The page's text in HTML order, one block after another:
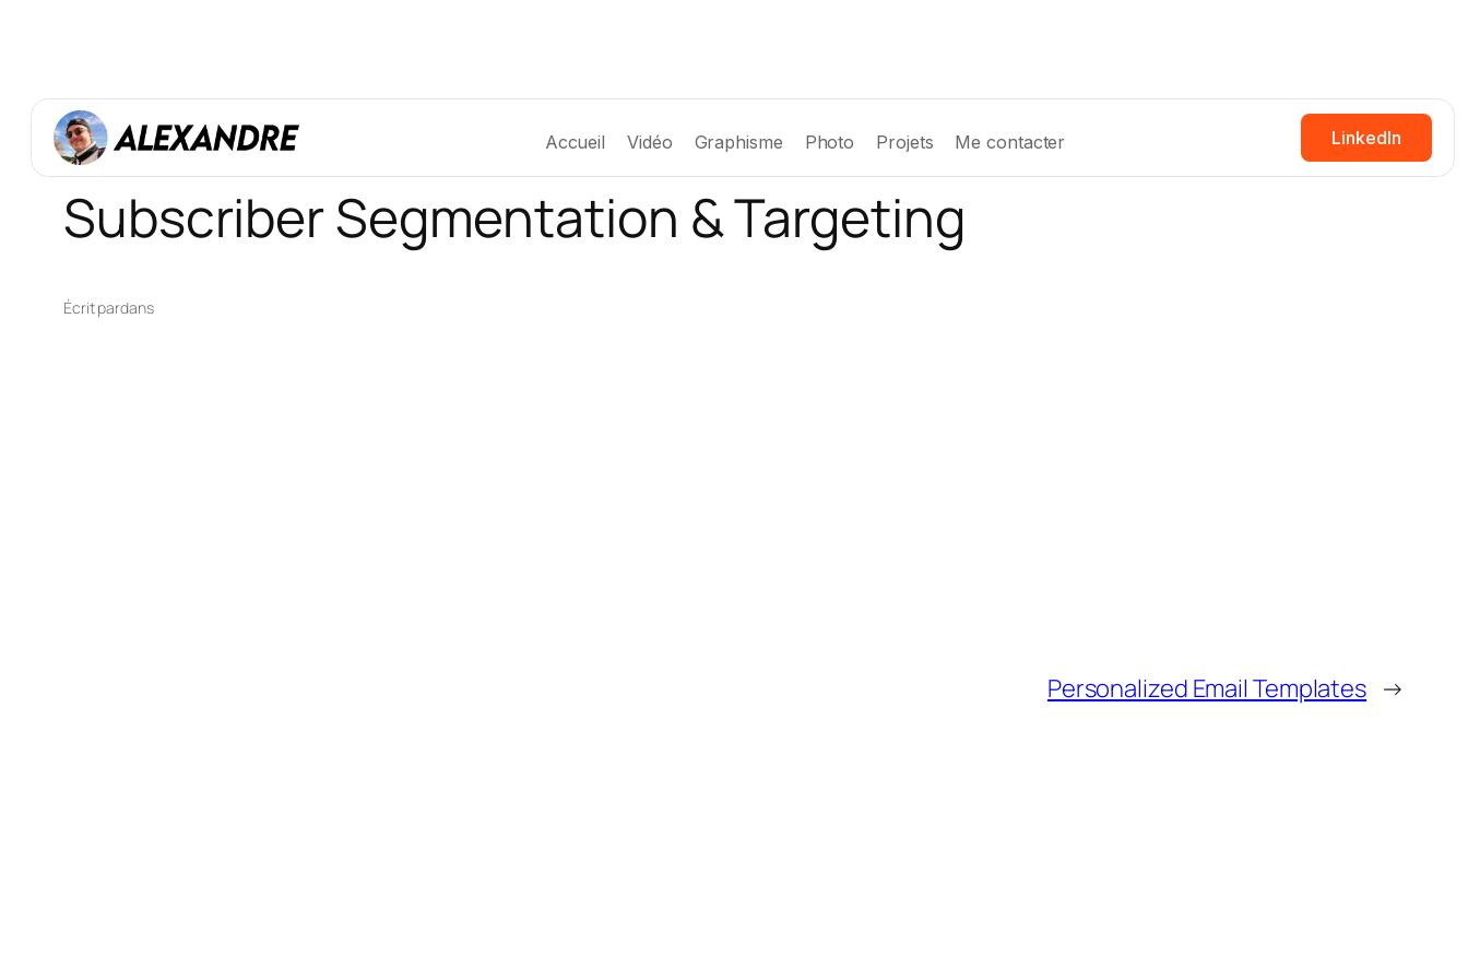
Accueil Vidéo Graphisme Photo Projets Me contacter LinkedIn
Aller
contenu
Subscriber Segmentation & Targeting
Écrit pardans
Personalized Email Templates →